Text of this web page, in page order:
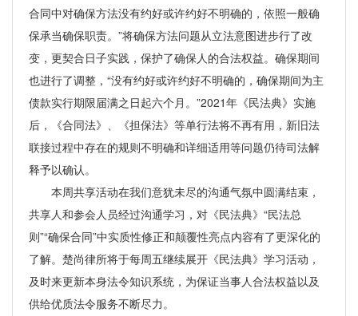
合同中对确保方法没有约好或许约好不明确的，依照一般确
保承当确保职责。”将确保方法问题从立法意图进步行了改
变，更契合日子实践，保护了确保人的合法权益。确保期间
也进行了调整，“没有约好或许约好不明确的，确保期间为主
债款实行期限届满之日起六个月。”2021年《民法典》实施
后，《合同法》、《担保法》等单行法将不再有用，新旧法
联接过程中存在的规则不明确和详细适用等问题仍待司法解
释予以确认。
本周共享活动在我们意犹未尽的沟通气氛中圆满结束，
共享人和参会人员经过沟通学习，对《民法典》“民法总
则”“确保合同”中实质性修正和颠覆性亮点内容有了更深化的
了解。楚尚律所将于每周五继续展开《民法典》学习活动，
及时来更新本身法令知识系统，为保证当事人合法权益以及
供给优质法令服务不断尽力。